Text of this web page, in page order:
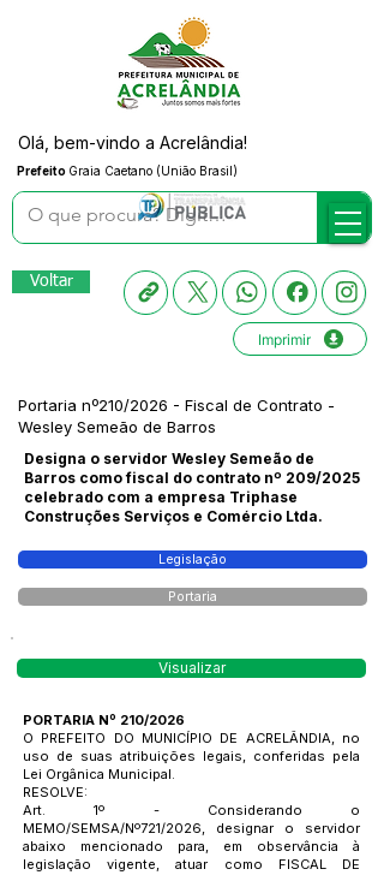
Prefeito Graia Caetano (União Brasil)
Olá, bem-vindo a Acrelândia!
Voltar
Imprimir
Portaria nº210/2026 - Fiscal de Contrato -
Wesley Semeão de Barros
Designa o servidor Wesley Semeão de
Barros como fiscal do contrato nº 209/2025
celebrado com a empresa Triphase
Construções Serviços e Comércio Ltda.
Legislação
Portaria
Visualizar
PORTARIA Nº 210/2026
O PREFEITO DO MUNICÍPIO DE ACRELÂNDIA, no
uso de suas atribuições legais, conferidas pela
Lei Orgânica Municipal.
RESOLVE:
Art. 1º - Considerando o
MEMO/SEMSA/Nº721/2026, designar o servidor
abaixo mencionado para, em observância à
legislação vigente, atuar como FISCAL DE